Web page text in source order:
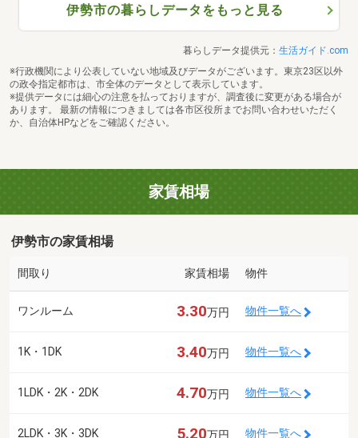
伊勢市の暮らしデータをもっと見る
暮らしデータ提供元： 生活ガイド.com
※行政機関により公表していない地域及びデータがございます。東京23区以外
の政令指定都市は、市全体のデータとして表示しています。
※提供データには細心の注意を払っておりますが、調査後に変更がある場合が
あります。 最新の情報につきましては各市区役所までお問い合わせいただく
か、自治体HPなどをご確認ください。
家賃相場
伊勢市の家賃相場
間取り 家賃相場 物件
ワンルーム 3.30万円 物件一覧へ
1K・1DK 3.40万円 物件一覧へ
1LDK・2K・2DK 4.70万円 物件一覧へ
2LDK・3K・3DK 5.20万円 物件一覧へ